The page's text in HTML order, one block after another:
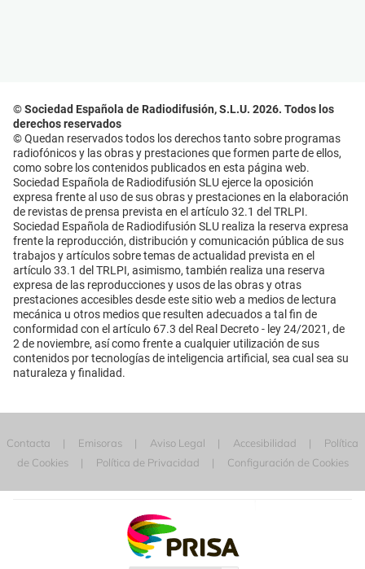
© Sociedad Española de Radiodifusión, S.L.U. 2026. Todos los
derechos reservados
© Quedan reservados todos los derechos tanto sobre programas
radiofónicos y las obras y prestaciones que formen parte de ellos,
como sobre los contenidos publicados en esta página web.
Sociedad Española de Radiodifusión SLU ejerce la oposición
expresa frente al uso de sus obras y prestaciones en la elaboración
de revistas de prensa prevista en el artículo 32.1 del TRLPI.
Sociedad Española de Radiodifusión SLU realiza la reserva expresa
frente la reproducción, distribución y comunicación pública de sus
trabajos y artículos sobre temas de actualidad prevista en el
artículo 33.1 del TRLPI, asimismo, también realiza una reserva
expresa de las reproducciones y usos de las obras y otras
prestaciones accesibles desde este sitio web a medios de lectura
mecánica u otros medios que resulten adecuados a tal fin de
conformidad con el artículo 67.3 del Real Decreto - ley 24/2021, de
2 de noviembre, así como frente a cualquier utilización de sus
contenidos por tecnologías de inteligencia artificial, sea cual sea su
naturaleza y finalidad.
Contacta Emisoras Aviso Legal Accesibilidad
Política
de Cookies
Política de Privacidad Configuración de Cookies